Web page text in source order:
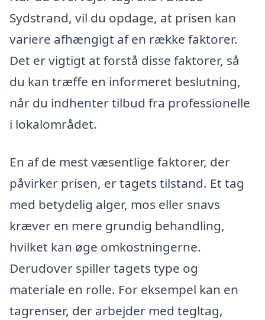
Sydstrand, vil du opdage, at prisen kan
variere afhængigt af en række faktorer.
Det er vigtigt at forstå disse faktorer, så
du kan træffe en informeret beslutning,
når du indhenter tilbud fra professionelle
i lokalområdet.
En af de mest væsentlige faktorer, der
påvirker prisen, er tagets tilstand. Et tag
med betydelig alger, mos eller snavs
kræver en mere grundig behandling,
hvilket kan øge omkostningerne.
Derudover spiller tagets type og
materiale en rolle. For eksempel kan en
tagrenser, der arbejder med tegltag,